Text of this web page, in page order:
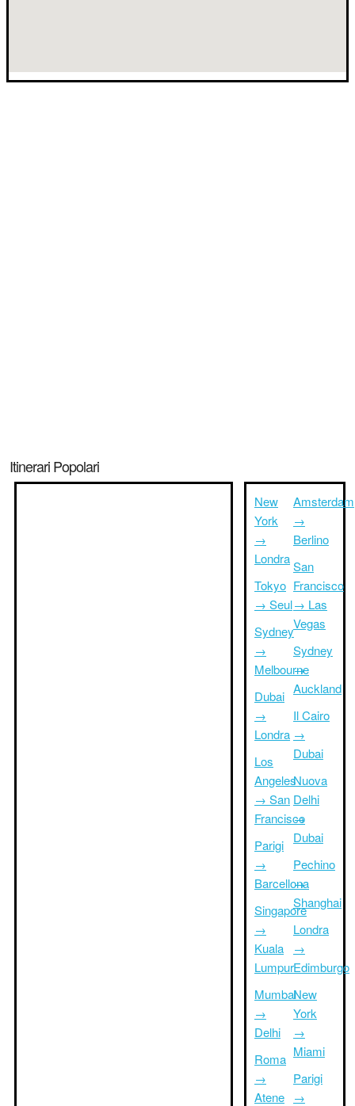
Itinerari Popolari
New
York
→
Londra
Tokyo
→ Seul
Sydney
→
Melbourne
Dubai
→
Londra
Los
Angeles
→ San
Francisco
Parigi
→
Barcellona
Singapore
→
Kuala
Lumpur
Mumbai
→
Delhi
Roma
→
Atene
Amsterdam
→
Berlino
San
Francisco
→ Las
Vegas
Sydney
→
Auckland
Il Cairo
→
Dubai
Nuova
Delhi
→
Dubai
Pechino
→
Shanghai
Londra
→
Edimburgo
New
York
→
Miami
Parigi
→